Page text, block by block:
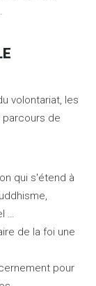
volontariat, les
parcours de
qui s'étend à
…
de la foi une
pour